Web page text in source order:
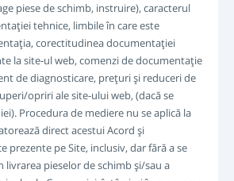
piese de schimb, instruire), caracterul
tehnice, limbile în care este
corectitudinea documentaţiei
la site-ul web, comenzi de documentaţie
de diagnosticare, preţuri şi reduceri de
opriri ale site-ului web, (dacă se
Procedura de mediere nu se aplică la
direct acestui Acord şi
prezente pe Site, inclusiv, dar fără a se
livrarea pieselor de schimb şi/sau a